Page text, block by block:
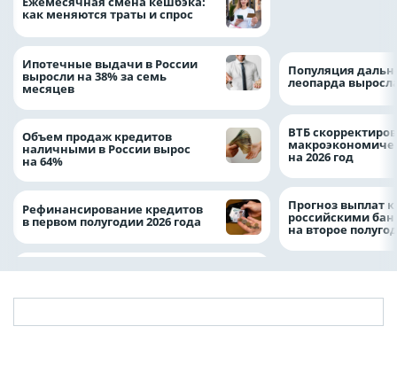
как меняются траты и спрос
Ипотечные выдачи в России
выросли на 38% за семь
месяцев
Объем продаж кредитов
наличными в России вырос
на 64%
Рефинансирование кредитов
в первом полугодии 2026 года
Популяция
леопарда
ВТБ
на 2026 год
Прогноз выплат
российскими
на второе